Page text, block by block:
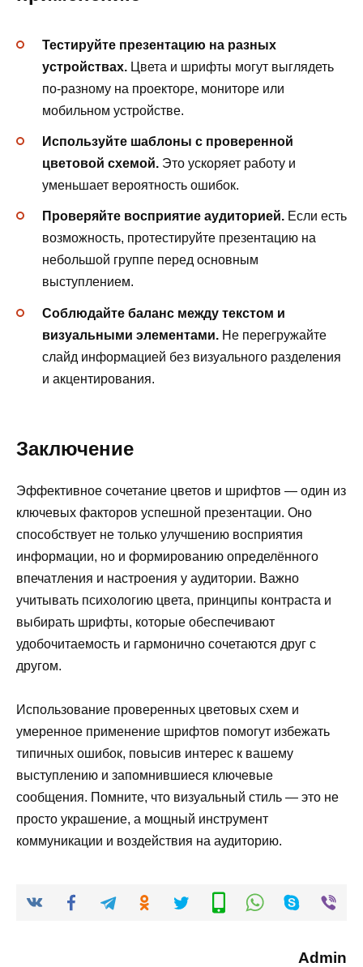
Тестируйте презентацию на разных
устройствах. Цвета и шрифты могут выглядеть
по-разному на проекторе, мониторе или
мобильном устройстве.
Используйте шаблоны с проверенной
цветовой схемой. Это ускоряет работу и
уменьшает вероятность ошибок.
Проверяйте восприятие аудиторией. Если есть
возможность, протестируйте презентацию на
небольшой группе перед основным
выступлением.
Соблюдайте баланс между текстом и
визуальными элементами. Не перегружайте
слайд информацией без визуального разделения
и акцентирования.
Заключение
Эффективное сочетание цветов и шрифтов — один из
ключевых факторов успешной презентации. Оно
способствует не только улучшению восприятия
информации, но и формированию определённого
впечатления и настроения у аудитории. Важно
учитывать психологию цвета, принципы контраста и
выбирать шрифты, которые обеспечивают
удобочитаемость и гармонично сочетаются друг с
другом.
Использование проверенных цветовых схем и
умеренное применение шрифтов помогут избежать
типичных ошибок, повысив интерес к вашему
выступлению и запомнившиеся ключевые
сообщения. Помните, что визуальный стиль — это не
просто украшение, а мощный инструмент
коммуникации и воздействия на аудиторию.
Admin